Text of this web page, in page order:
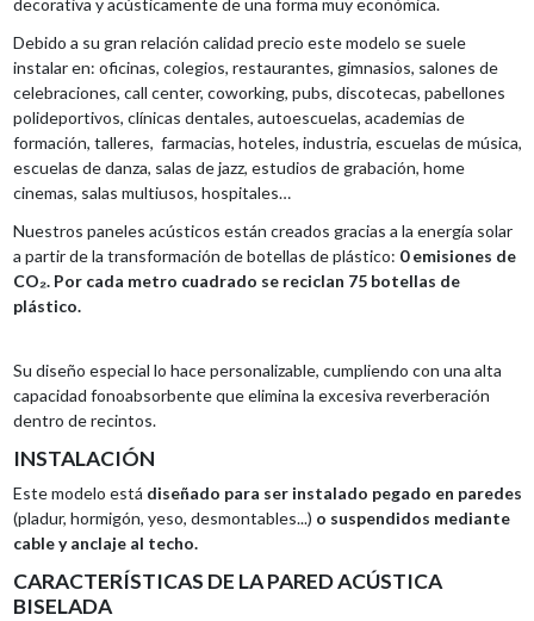
decorativa y acústicamente de una forma muy económica.
Debido a su gran relación calidad precio este modelo se suele
instalar en: oficinas, colegios, restaurantes, gimnasios, salones de
celebraciones, call center, coworking, pubs, discotecas, pabellones
polideportivos, clínicas dentales, autoescuelas, academias de
formación, talleres, farmacias, hoteles, industria, escuelas de música,
escuelas de danza, salas de jazz, estudios de grabación, home
cinemas, salas multiusos, hospitales…
Nuestros paneles acústicos están creados gracias a la energía solar
a partir de la transformación de botellas de plástico: 0 emisiones de
CO₂. Por cada metro cuadrado se reciclan 75 botellas de
plástico.
Su diseño especial lo hace personalizable, cumpliendo con una alta
capacidad fonoabsorbente que elimina la excesiva reverberación
dentro de recintos.
INSTALACIÓN
Este modelo está diseñado para ser instalado pegado en paredes
(pladur, hormigón, yeso, desmontables...) o suspendidos mediante
cable y anclaje al techo.
CARACTERÍSTICAS DE LA PARED ACÚSTICA
BISELADA